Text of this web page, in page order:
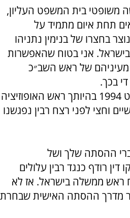
משופטי בית המשפט העליון,
תחת איום מתמיד על
בחצרו של בנימין נתניהו
אני בטוח שהאפשרות
מעיניהם של ראש השב״כ
בכך.
מר נתניהו- בחודש אוגוסט 1994 בהיותך ראש האופוזיציה
וחצי לפני רצח רבין נפגשנו
ההסתה שלך ושל
דין רודף כנגד רבין עלולים
ראש ממשלה בישראל. אז לא
מדרך ההסתה האישית שבחרת